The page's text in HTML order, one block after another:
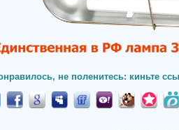
не поленитесь: киньте